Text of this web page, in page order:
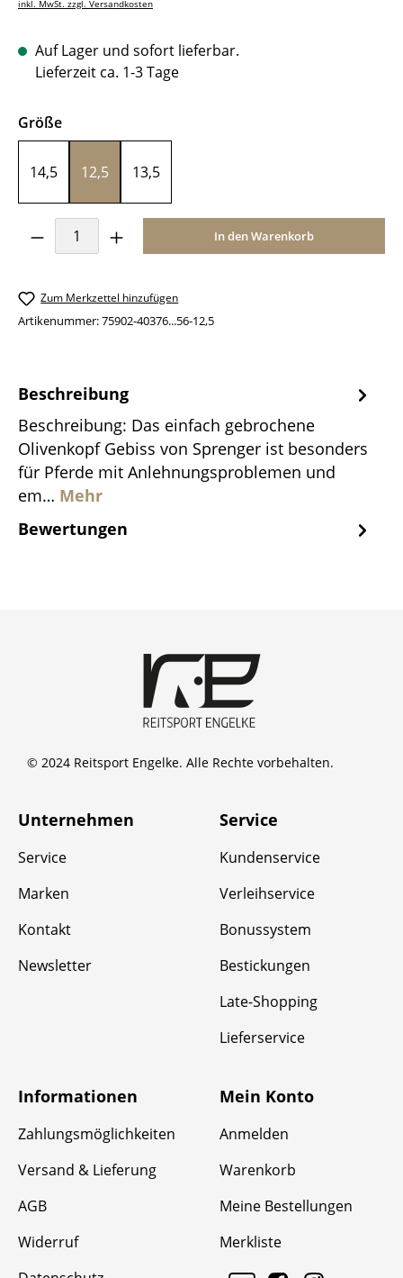
inkl. MwSt. zzgl. Versandkosten
Auf Lager und sofort lieferbar.
Lieferzeit ca. 1-3 Tage
Größeauswählen
14,5 12,5 13,5
Produkt Anzahl: Gib den gewünschten
In den Warenkorb
Zum Merkzettel hinzufügen
Artikenummer:75902-40376...56-12,5
Beschreibung
Beschreibung: Das einfach gebrochene
Olivenkopf Gebiss von Sprenger ist besonders
für Pferde mit Anlehnungsproblemen und
em… Mehr
Bewertungen
© 2024 Reitsport Engelke. Alle Rechte vorbehalten.
Unternehmen
Service
Marken
Kontakt
Newsletter
Service
Kundenservice
Verleihservice
Bonussystem
Bestickungen
Late-Shopping
Lieferservice
Informationen
Zahlungsmöglichkeiten
Versand & Lieferung
AGB
Widerruf
Mein Konto
Anmelden
Warenkorb
Meine Bestellungen
Merkliste